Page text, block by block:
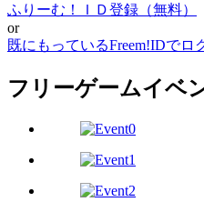
ふりーむ！ＩＤ登録（無料）
or
既にもっているFreem!IDでロ
フリーゲームイベ